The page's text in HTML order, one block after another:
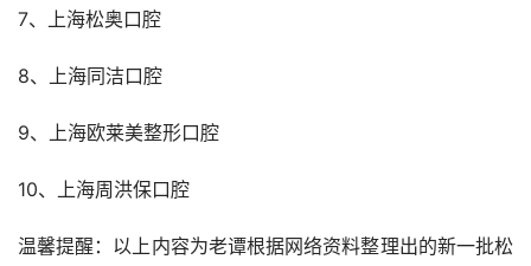
7、上海松奥口腔
8、上海同洁口腔
9、上海欧莱美整形口腔
10、上海周洪保口腔
温馨提醒：以上内容为老谭根据网络资料整理出的新一批松